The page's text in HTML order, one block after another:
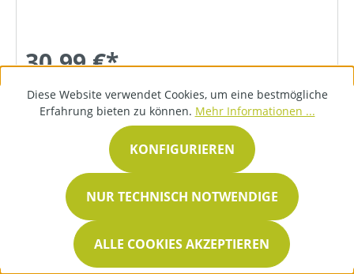
30,99 €*
DETAILS
Diese Website verwendet Cookies, um eine bestmögliche
Erfahrung bieten zu können. Mehr Informationen ...
NUR TECHNISCH NOTWENDIGE
KONFIGURIEREN
ALLE COOKIES AKZEPTIEREN